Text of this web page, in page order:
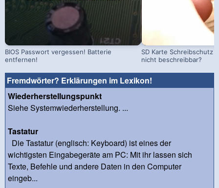
BIOS Passwort vergessen! Batterie
entfernen!
SD Karte Schreibschutz
nicht beschreibbar?
Fremdwörter? Erklärungen im Lexikon!
Wiederherstellungspunkt
Siehe Systemwiederherstellung. ...
Tastatur
Die Tastatur (englisch: Keyboard) ist eines der
wichtigsten Eingabegeräte am PC: Mit ihr lassen sich
Texte, Befehle und andere Daten in den Computer
eingeb...